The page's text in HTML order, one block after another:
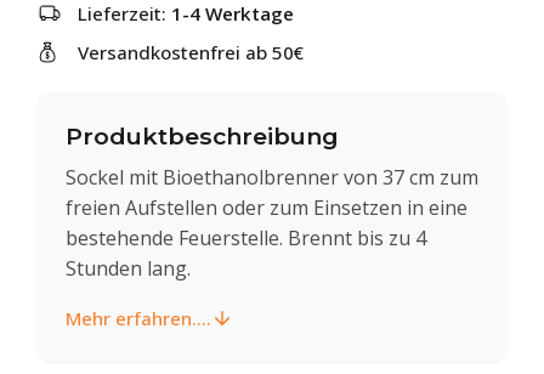
Lieferzeit: 1-4 Werktage
Versandkostenfrei ab 50€
Produktbeschreibung
Sockel mit Bioethanolbrenner von 37 cm zum
freien Aufstellen oder zum Einsetzen in eine
bestehende Feuerstelle. Brennt bis zu 4
Stunden lang.
Mehr erfahren....